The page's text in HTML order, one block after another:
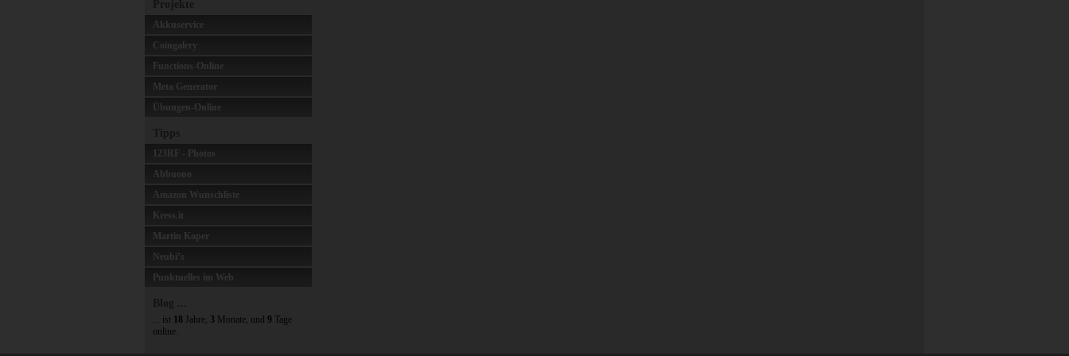
Projekte
Akkuservice
Coingalery
Functions-Online
Meta Generator
Übungen-Online
Tipps
123RF - Photos
Abbuono
Amazon Wunschliste
Kress.it
Martin Koper
Neubi’s
Punktuelles im Web
Blog ...
... ist 18 Jahre, 3 Monate, und 9 Tage
online.